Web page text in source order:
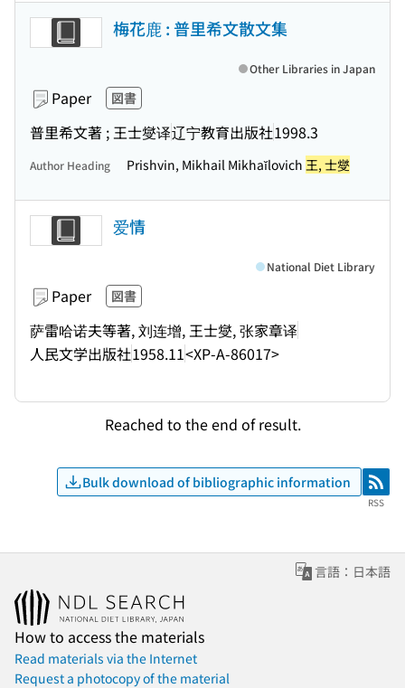
梅花鹿 : 普里希文散文集
Paper 図書
普里希文著 ; 王士燮译辽宁教育出版社1998.3
Other Libraries in Japan
Author Heading Prishvin, Mikhail Mikhaĭlovich 王, 士燮
爱情
Paper 図書
萨雷哈诺夫等著, 刘连增, 王士燮, 张家章译
人民文学出版社1958.11<XP-A-86017>
National Diet Library
Reached to the end of result.
Bulk download of bibliographic information RSS
RSS
言語：日本語
How to access the materials
Read materials via the Internet
Request a photocopy of the material